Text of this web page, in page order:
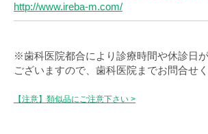
http://www.ireba-m.com/
※歯科医院都合により診療時間や休診日
ございますので、歯科医院までお問合せく
【注意】類似品にご注意下さい >